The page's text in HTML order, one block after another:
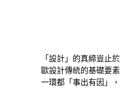
「設計」的真締豈止
歐設計傳統的基礎要
一環都「事出有因」